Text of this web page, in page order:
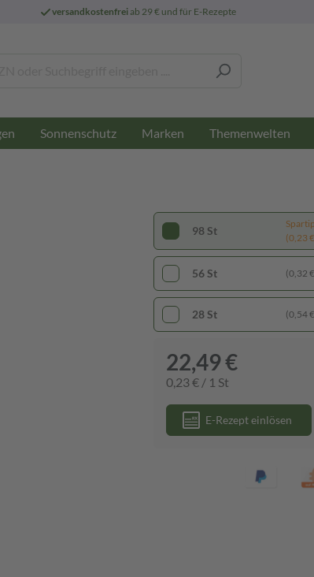
versandkostenfreiab 29 € und für E-Rezepte
Sonnenschutz Marken Themenwelten
98 St
(0,23
56 St (0,32
28 St (0,54
22,49 €
0,23 € / 1 St
E-Rezept einlösen